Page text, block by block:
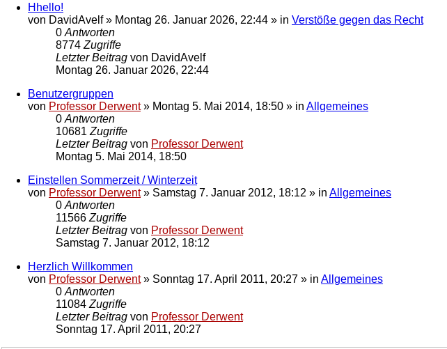
Hhello!
von DavidAvelf» Montag 26. Januar 2026, 22:44 » in Verstöße gegen das Recht
0 Antworten
8774 Zugriffe
Letzter Beitrag von DavidAvelf
Montag 26. Januar 2026, 22:44
Benutzergruppen
von Professor Derwent» Montag 5. Mai 2014, 18:50 » in Allgemeines
0 Antworten
10681 Zugriffe
Letzter Beitrag von Professor Derwent
Montag 5. Mai 2014, 18:50
Einstellen Sommerzeit / Winterzeit
von Professor Derwent» Samstag 7. Januar 2012, 18:12 » in Allgemeines
0 Antworten
11566 Zugriffe
Letzter Beitrag von Professor Derwent
Samstag 7. Januar 2012, 18:12
Herzlich Willkommen
von Professor Derwent» Sonntag 17. April 2011, 20:27 » in Allgemeines
0 Antworten
11084 Zugriffe
Letzter Beitrag von Professor Derwent
Sonntag 17. April 2011, 20:27